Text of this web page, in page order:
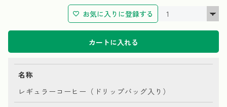
お気に入りに登録する
カートに入れる
名称
レギュラーコーヒー（ドリップバッグ入り）